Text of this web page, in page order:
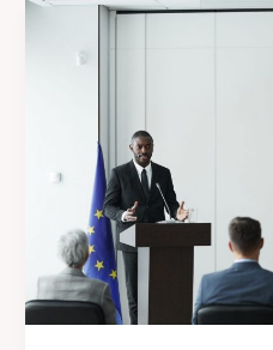
Mastering
First
intriguing
title
goes
here